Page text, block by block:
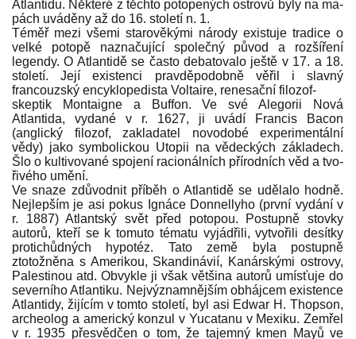
Atlantidu. Některé z těchto potopených ostrovů byly na ma­
pách uváděny až do 16. století n. 1.
Téměř mezi všemi starověkými národy existuje tradice o
velké po­topě naznačující společný původ a rozšíření
legendy. O Atlantidě se často debatovalo ještě v 17. a 18.
století. Její existenci pravděpodobně věřil i slavný
francouzský encyklopedista Voltaire, renesační filozof-
skeptik Montaigne a Buffon. Ve své Alegorii Nová
Atlantida, vydané v r. 1627, ji uvádí Francis Bacon
(anglický filozof, zakladatel novodo­bé experimentální
vědy) jako symbolickou Utopii na vědeckých zák­ladech.
Šlo o kultivované spojení racionálních přírodních věd a tvo­
řivého umění.
Ve snaze zdůvodnit příběh o Atlantidě se udělalo hodně.
Nejlep­ším je asi pokus Ignáce Donnellyho (první vydání v
r. 1887) Atlant­ský svět před potopou. Postupně stovky
autorů, kteří se k tomuto té­matu vyjádřili, vytvořili desítky
protichůdných hypotéz. Tato země byla postupně
ztotožněna s Amerikou, Skandinávií, Kanárskými ostrovy,
Palestinou atd. Obvykle ji však většina autorů umísťuje do
severního Atlantiku. Nejvýznamnějším obhájcem existence
Atlantidy, žijícím v tomto století, byl asi Edwar H. Thopson,
archeolog a americký konzul v Yucatanu v Mexiku. Zemřel
v r. 1935 přesvědčen o tom, že tajemný kmen Mayů ve